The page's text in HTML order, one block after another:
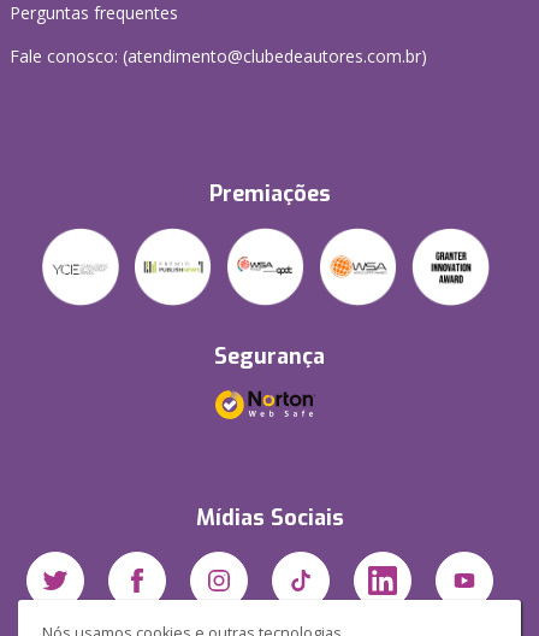
Perguntas frequentes
Fale conosco: (atendimento@clubedeautores.com.br)
Premiações
Segurança
Mídias Sociais